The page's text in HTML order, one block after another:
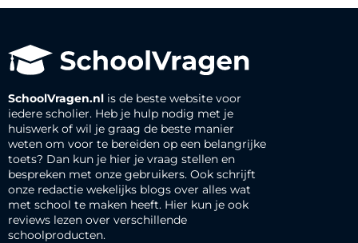
SchoolVragen.nl is de beste website voor
iedere scholier. Heb je hulp nodig met je
huiswerk of wil je graag de beste manier
weten om voor te bereiden op een belangrijke
toets? Dan kun je hier je vraag stellen en
bespreken met onze gebruikers. Ook schrijft
onze redactie wekelijks blogs over alles wat
met school te maken heeft. Hier kun je ook
reviews lezen over verschillende
schoolproducten.